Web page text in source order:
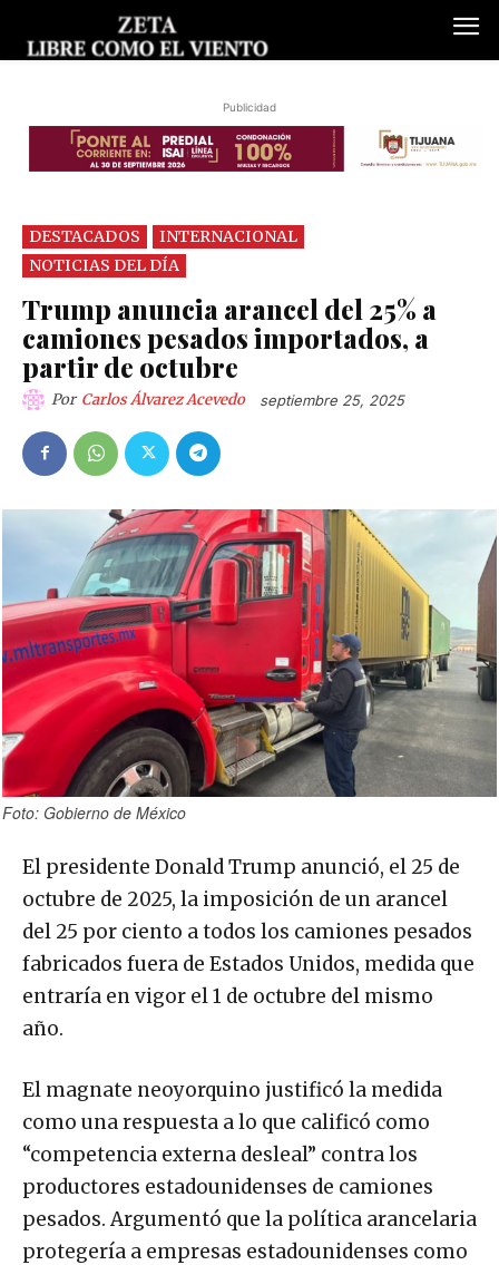
Publicidad
DESTACADOS
INTERNACIONAL
NOTICIAS DEL DÍA
Trump anuncia arancel del 25% a
camiones pesados importados, a
partir de octubre
Por Carlos Álvarez Acevedo septiembre 25, 2025
Foto: Gobierno de México
El presidente Donald Trump anunció, el 25 de
octubre de 2025, la imposición de un arancel
del 25 por ciento a todos los camiones pesados
fabricados fuera de Estados Unidos, medida que
entraría en vigor el 1 de octubre del mismo
año.
El magnate neoyorquino justificó la medida
como una respuesta a lo que calificó como
“competencia externa desleal” contra los
productores estadounidenses de camiones
pesados. Argumentó que la política arancelaria
protegería a empresas estadounidenses como